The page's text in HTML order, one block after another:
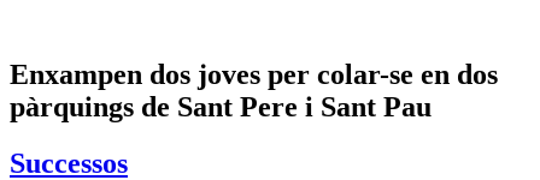
Enxampen dos joves per colar-se en dos
pàrquings de Sant Pere i Sant Pau
Successos